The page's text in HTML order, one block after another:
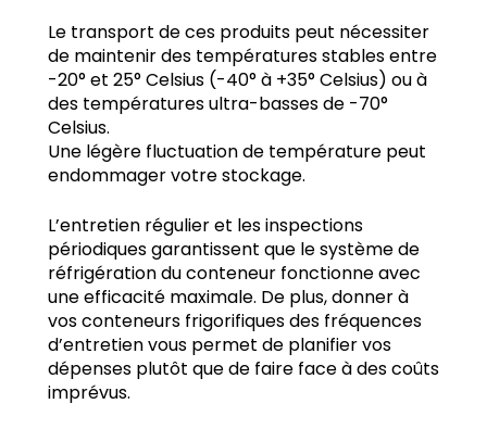
Le transport de ces produits peut nécessiter
de maintenir des températures stables entre
-20° et 25° Celsius (-40° à +35° Celsius) ou à
des températures ultra-basses de -70°
Celsius.
Une légère fluctuation de température peut
endommager votre stockage.
L’entretien régulier et les inspections
périodiques garantissent que le système de
réfrigération du conteneur fonctionne avec
une efficacité maximale. De plus, donner à
vos conteneurs frigorifiques des fréquences
d’entretien vous permet de planifier vos
dépenses plutôt que de faire face à des coûts
imprévus.